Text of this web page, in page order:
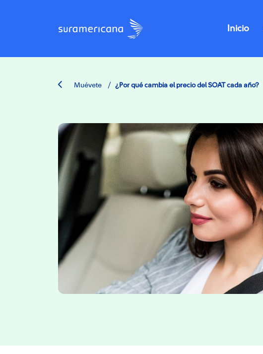
Inicio
Muévete / ¿Por qué cambia el precio del SOAT cada año?